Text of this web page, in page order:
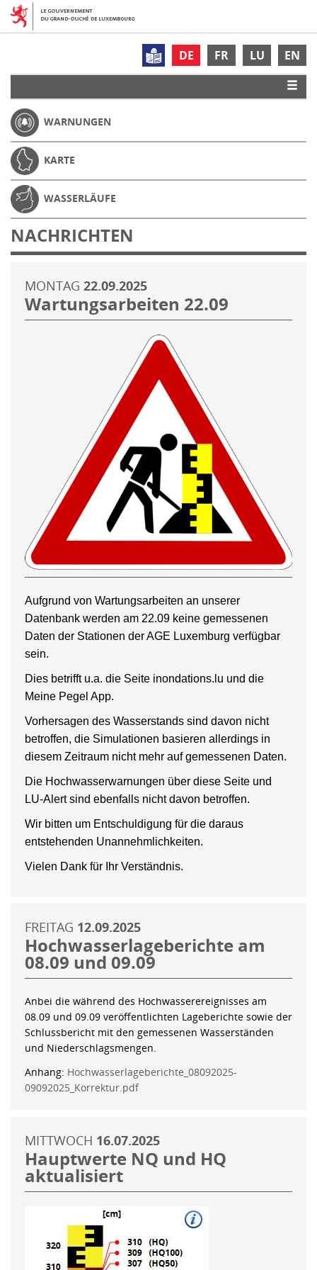
DE FR LU EN
WARNUNGEN
KARTE
WASSERLÄUFE
NACHRICHTEN
MONTAG 22.09.2025
Wartungsarbeiten 22.09
Aufgrund von Wartungsarbeiten an unserer
Datenbank werden am 22.09 keine gemessenen
Daten der Stationen der AGE Luxemburg verfügbar
sein.
Dies betrifft u.a. die Seite inondations.lu und die
Meine Pegel App.
Vorhersagen des Wasserstands sind davon nicht
betroffen, die Simulationen basieren allerdings in
diesem Zeitraum nicht mehr auf gemessenen Daten.
Die Hochwasserwarnungen über diese Seite und
LU-Alert sind ebenfalls nicht davon betroffen.
Wir bitten um Entschuldigung für die daraus
entstehenden Unannehmlichkeiten.
Vielen Dank für Ihr Verständnis.
FREITAG 12.09.2025
Hochwasserlageberichte am
08.09 und 09.09
Anbei die während des Hochwasserereignisses am
08.09 und 09.09 veröffentlichten Lageberichte sowie der
Schlussbericht mit den gemessenen Wasserständen
und Niederschlagsmengen.
Anhang: Hochwasserlageberichte_08092025-
09092025_Korrektur.pdf
MITTWOCH 16.07.2025
Hauptwerte NQ und HQ
aktualisiert